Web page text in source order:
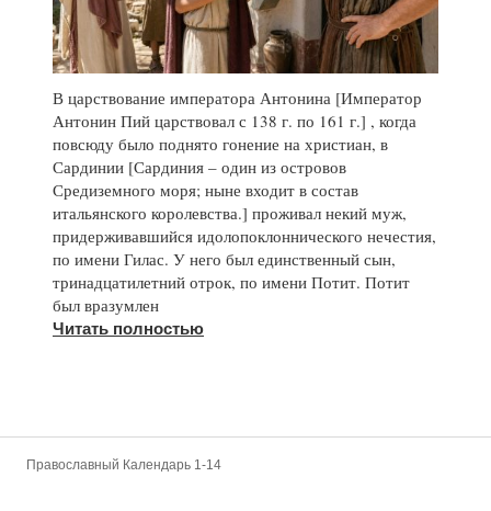
В царствование императора Антонина [Император
Антонин Пий царствовал с 138 г. по 161 г.] , когда
повсюду было поднято гонение на христиан, в
Сардинии [Сардиния – один из островов
Средиземного моря; ныне входит в состав
итальянского королевства.] проживал некий муж,
придерживавшийся идолопоклоннического нечестия,
по имени Гилас. У него был единственный сын,
тринадцатилетний отрок, по имени Потит. Потит
был вразумлен
Читать полностью
Православный Календарь 1-14